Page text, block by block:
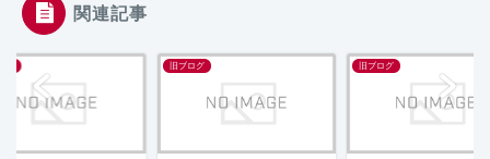
関連記事
旧ブログ 旧ブログ